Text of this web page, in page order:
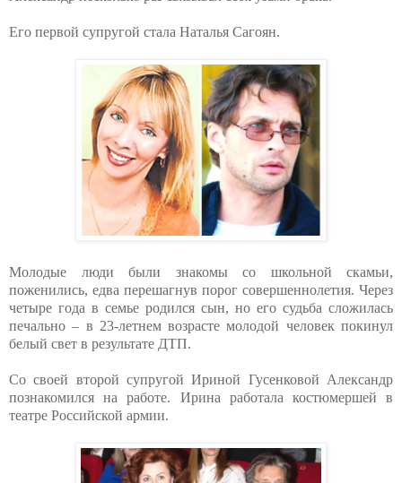
Его первой супругой стала Наталья Сагоян.
Молодые люди были знакомы со школьной скамьи,
поженились, едва перешагнув порог совершеннолетия. Через
четыре года в семье родился сын, но его судьба сложилась
печально – в 23-летнем возрасте молодой человек покинул
белый свет в результате ДТП.
Со своей второй супругой Ириной Гусенковой Александр
познакомился на работе. Ирина работала костюмершей в
театре Российской армии.